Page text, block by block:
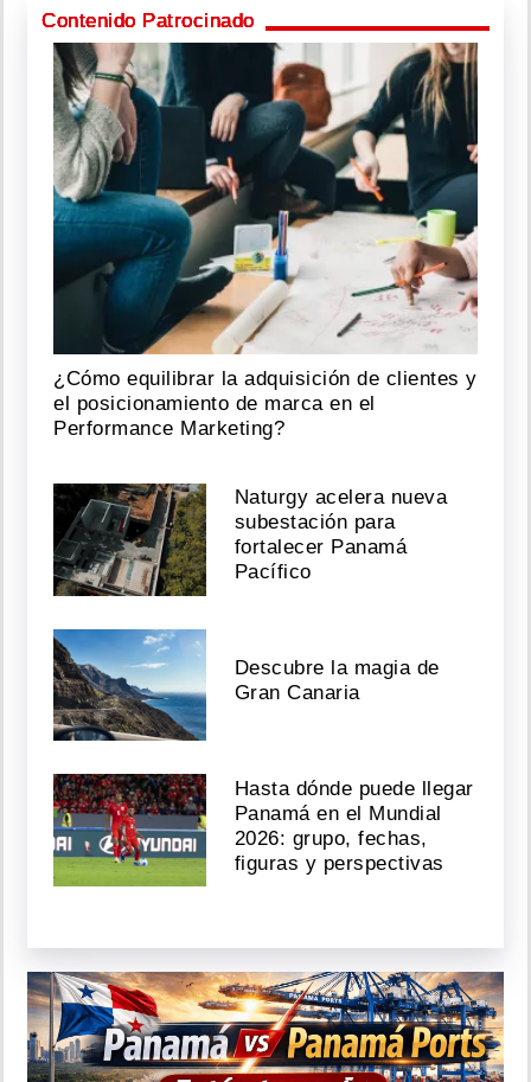
Contenido Patrocinado
¿Cómo equilibrar la adquisición de clientes y
el posicionamiento de marca en el
Performance Marketing?
Naturgy acelera nueva
subestación para
fortalecer Panamá
Pacífico
Descubre la magia de
Gran Canaria
Hasta dónde puede llegar
Panamá en el Mundial
2026: grupo, fechas,
figuras y perspectivas